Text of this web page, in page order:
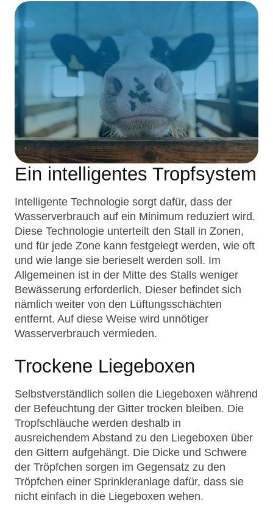
Ein intelligentes Tropfsystem
Intelligente Technologie sorgt dafür, dass der
Wasserverbrauch auf ein Minimum reduziert wird.
Diese Technologie unterteilt den Stall in Zonen,
und für jede Zone kann festgelegt werden, wie oft
und wie lange sie berieselt werden soll. Im
Allgemeinen ist in der Mitte des Stalls weniger
Bewässerung erforderlich. Dieser befindet sich
nämlich weiter von den Lüftungsschächten
entfernt. Auf diese Weise wird unnötiger
Wasserverbrauch vermieden.
Trockene Liegeboxen
Selbstverständlich sollen die Liegeboxen während
der Befeuchtung der Gitter trocken bleiben. Die
Tropfschläuche werden deshalb in
ausreichendem Abstand zu den Liegeboxen über
den Gittern aufgehängt. Die Dicke und Schwere
der Tröpfchen sorgen im Gegensatz zu den
Tröpfchen einer Sprinkleranlage dafür, dass sie
nicht einfach in die Liegeboxen wehen.